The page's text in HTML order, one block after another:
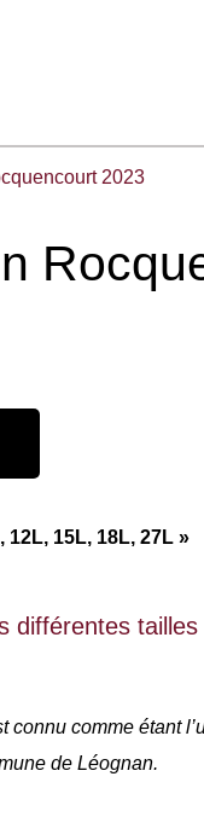
2023
15L, 18L, 27L »
différentes
connu comme étant
de Léognan.